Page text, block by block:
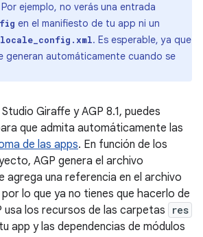
ejemplo, no verás una entrada
en el manifiesto de tu app ni un
. Es esperable, ya que
generan automáticamente cuando se
Giraffe y AGP 8.1, puedes
que admita automáticamente las
de las apps. En función de los
AGP genera el archivo
agrega una referencia en el archivo
lo que ya no tienes que hacerlo de
usa los recursos de las carpetas
res
app y las dependencias de módulos